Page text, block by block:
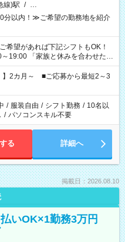
線)駅 / …
分以内！≫ご希望の勤務地を紹介
みを合わせた
備がしたい」 「できれば残業はし
さいね。 ※Wワーク希望
る勤務時間と、もう1つのお仕事
を超える場合は応募できません。
】2カ月～ ■ご応募から最短2～3
/ 服装自由 / シフト勤務 / 10名以
/ パソコンスキル不要
る 詳細へ
掲載日：2026.08.10
いOK×1勤務3万円